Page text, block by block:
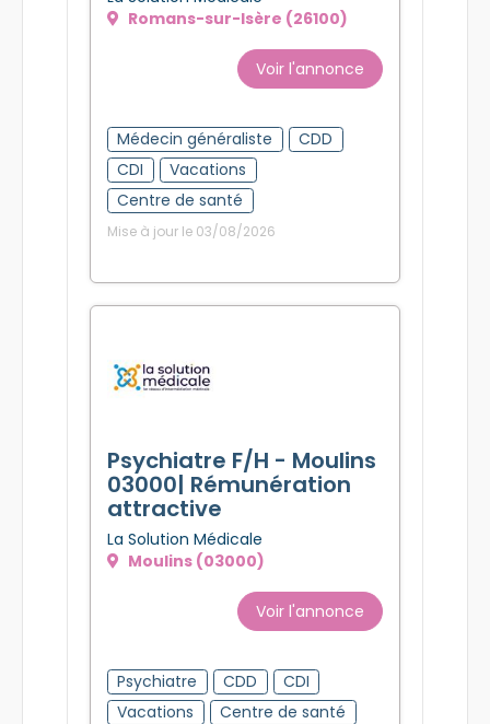
Romans-sur-Isère (26100)
Voir l'annonce
Médecin généraliste
CDD
CDI
Vacations
Centre de santé
Mise à jour le 03/08/2026
Psychiatre F/H - Moulins
03000| Rémunération
attractive
La Solution Médicale
Moulins (03000)
Voir l'annonce
Psychiatre CDD
CDI
Vacations
Centre de santé